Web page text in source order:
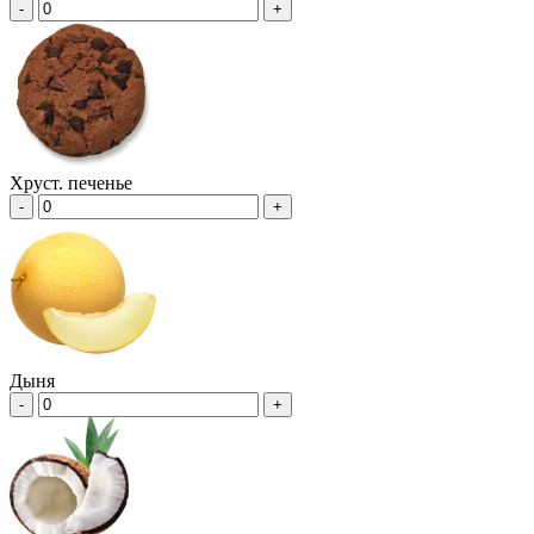
- +
Хруст. печенье
- +
Дыня
- +